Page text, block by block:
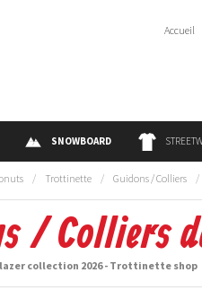
SNOWBOARD
Accueil
/ Trottinette / Guidons / Colliers /
/ Colliers
collection 2026 - Trottinette shop